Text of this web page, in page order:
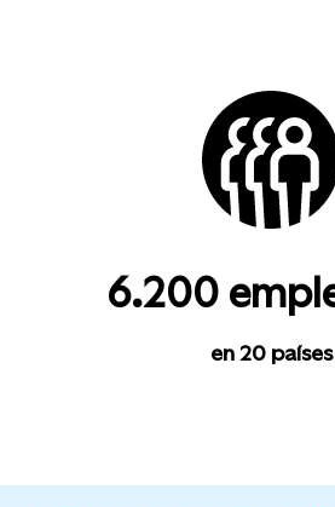
6.200
en 20 países